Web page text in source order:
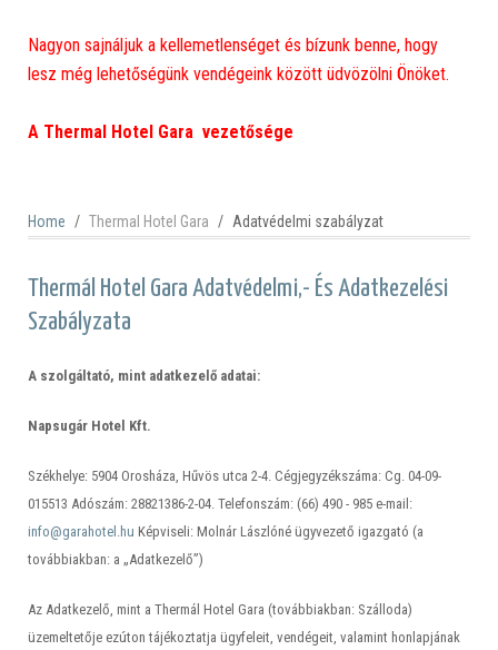
Nagyon sajnáljuk a kellemetlenséget és bízunk benne, hogy
lesz még lehetőségünk vendégeink között üdvözölni Önöket.
A Thermal Hotel Gara vezetősége
Home Thermal Hotel Gara Adatvédelmi szabályzat
Thermál Hotel Gara Adatvédelmi,- És Adatkezelési
Szabályzata
A szolgáltató, mint adatkezelő adatai:
Napsugár Hotel Kft.
Székhelye: 5904 Orosháza, Hűvös utca 2-4. Cégjegyzékszáma: Cg. 04-09-
015513 Adószám: 28821386-2-04. Telefonszám: (66) 490 - 985 e-mail:
info@garahotel.hu Képviseli: Molnár Lászlóné ügyvezető igazgató (a
továbbiakban: a „Adatkezelő”)
Az Adatkezelő, mint a Thermál Hotel Gara (továbbiakban: Szálloda)
üzemeltetője ezúton tájékoztatja ügyfeleit, vendégeit, valamint honlapjának